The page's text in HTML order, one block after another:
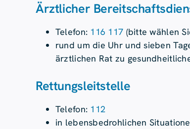
Ärztlicher
Telefon: 116 117 (bitte wählen
rund um die Uhr und sieben
ärztlichen Rat zu
Rettungs­leitstelle
Telefon: 112
in lebensbedrohlichen